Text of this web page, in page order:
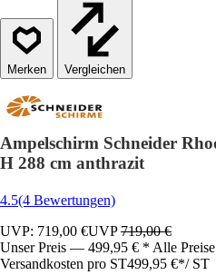
Vergleichen
Ampelschirm Schneider
H 288 cm anthrazit
4.5(4 Bewertungen)
UVP: 719,00 €UVP719,00 €
Unser Preis — 499,95 € * Alle
Versandkosten pro ST499,95 €*/ ST